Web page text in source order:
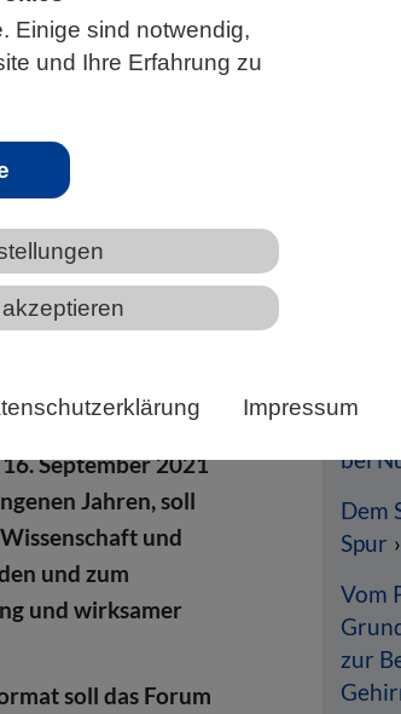
Einige sind notwendig,
und Ihre Erfahrung zu
Impressum
Tagung der
Didaktik der
September 2021
Jahren, soll
und
und zum
und wirksamer
soll das Forum
bei
Dem
Spur
Vom
zur